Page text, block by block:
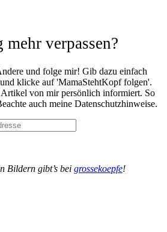
verpassen?
und folge mir! Gib dazu einfach
klicke auf 'MamaStehtKopf folgen'.
von mir persönlich informiert. So
auch meine Datenschutzhinweise.
Bildern gibt’s bei grossekoepfe!